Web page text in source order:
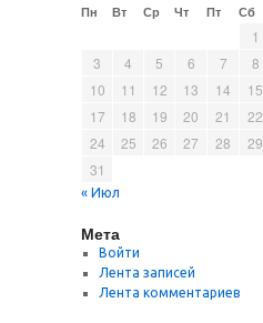
Пн Вт Ср Чт Пт Сб
1
3
4 5 6 7 8
10
11 12 13 14 15
17
18 19 20 21 22
24
25 26 27 28 29
31
« Июл
Мета
Войти
Лента записей
Лента комментариев